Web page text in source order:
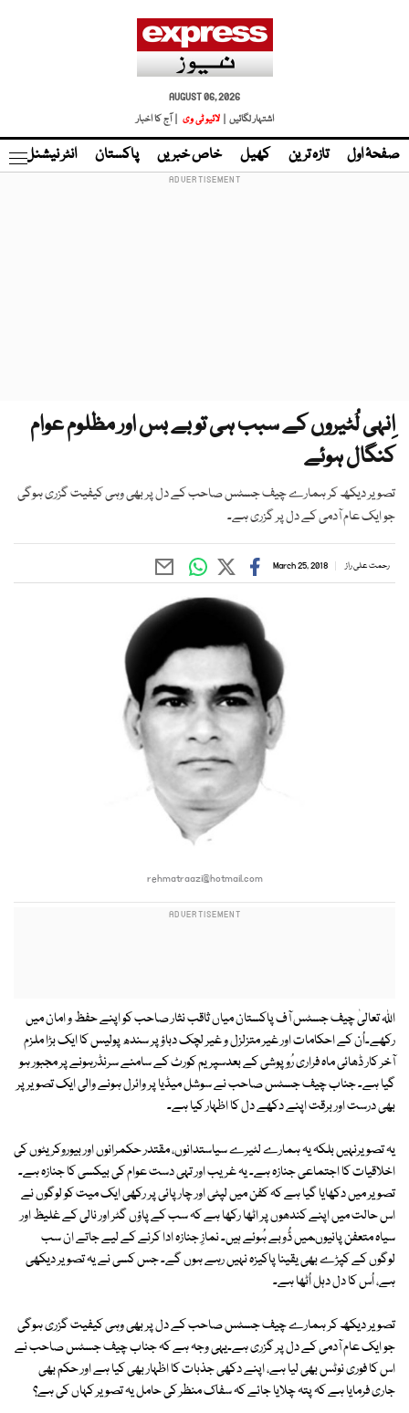
AUGUST 06, 2026
اشتہار لگائیں |
لائیو ٹی وی | آج کا اخبار
صفحۂ اول تازہ ترین کھیل خاص خبریں پاکستان انٹر نیشنل
اِنہی لُٹیروں کے سبب ہی تو بے بس اور مظلوم عوام
کنگال ہوئے
تصویر دیکھ کر ہمارے چیف جسٹس صاحب کے دل پر بھی وہی کیفیت گزری ہوگی
جو ایک عام آدمی کے دل پر گزری ہے۔
رحمت علی راز March 25, 2018
rehmatraazi@hotmail.com
اللہ تعالیٰ چیف جسٹس آف پاکستان میاں ثاقب نثار صاحب کو اپنے حفظ و امان میں
رکھے۔اُن کے احکامات اور غیر متزلزل و غیر لچک دباؤ پر سندھ پولیس کا ایک بڑا ملزم
آخر کار ڈھائی ماہ فراری رُوپوشی کے بعدسپریم کورٹ کے سامنے سرنڈرہونے پر مجبور ہو
گیا ہے۔ جناب چیف جسٹس صاحب نے سوشل میڈیا پر وائرل ہونے والی ایک تصویر پر
بھی درست اور برقت اپنے دکھے دل کا اظہار کیا ہے۔
یہ تصویرنہیں بلکہ یہ ہمارے لٹیرے سیاستدانوں، مقتدر حکمرانوں اور بیوروکریٹوں کی
اخلاقیات کا اجتماعی جنازہ ہے۔ یہ غریب اور تہی دست عوام کی بیکسی کا جنازہ ہے۔
تصویر میں دکھایا گیا ہے کہ کفن میں لپٹی اور چارپائی پر رکھی ایک میت کو لوگوں نے
اس حالت میں اپنے کندھوں پر اٹھا رکھا ہے کہ سب کے پاؤں گٹر اور نالی کے غلیظ اور
سیاہ متعفن پانیوںمیں ڈُوبے ہُوئے ہیں۔ نمازِ جنازہ ادا کرنے کے لیے جاتے ان سب
لوگوں کے کپڑے بھی یقینا پاکیزہ نہیں رہے ہوں گے۔ جس کسی نے یہ تصویر دیکھی
ہے، اُس کا دل دہل اُٹھا ہے۔
تصویر دیکھ کر ہمارے چیف جسٹس صاحب کے دل پر بھی وہی کیفیت گزری ہوگی
جو ایک عام آدمی کے دل پر گزری ہے۔یہی وجہ ہے کہ جناب چیف جسٹس صاحب نے
اس کا فوری نوٹس بھی لیا ہے، اپنے دکھی جذبات کا اظہار بھی کیا ہے اور حکم بھی
جاری فرمایا ہے کہ پتہ چلایا جائے کہ سفاک منظر کی حامل یہ تصویر کہاں کی ہے؟